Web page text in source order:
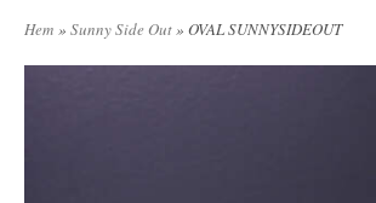
Hem » Sunny Side Out » OVAL SUNNYSIDEOUT